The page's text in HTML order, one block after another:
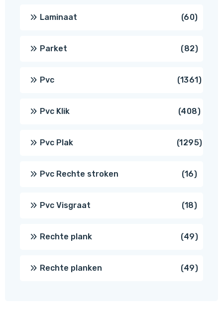
Laminaat 6060
Parket 8282
Pvc 13611361
Pvc Klik 408408
Pvc Plak 12951295
Pvc Rechte stroken 1616
Pvc Visgraat 1818
Rechte plank 4949
Rechte planken 4949